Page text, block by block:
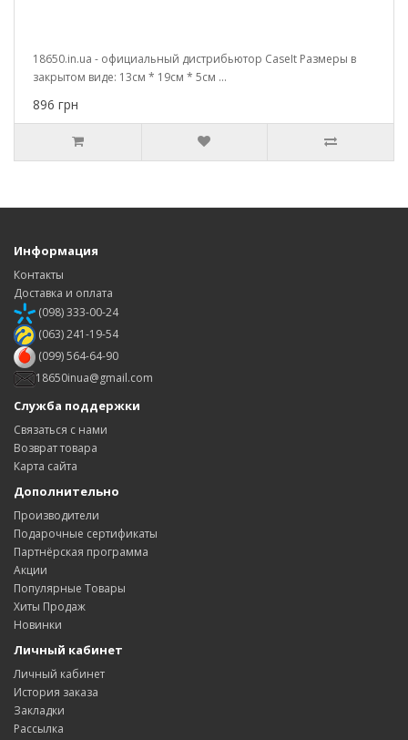
18650.in.ua - официальный дистрибьютор CaseIt Размеры в
закрытом виде: 13см * 19см * 5см ...
896 грн
Информация
Контакты
Доставка и оплата
(098) 333-00-24
(063) 241-19-54
(099) 564-64-90
18650inua@gmail.com
Служба поддержки
Связаться с нами
Возврат товара
Карта сайта
Дополнительно
Производители
Подарочные сертификаты
Партнёрская программа
Акции
Популярные Товары
Хиты Продаж
Новинки
Личный кабинет
Личный кабинет
История заказа
Закладки
Рассылка